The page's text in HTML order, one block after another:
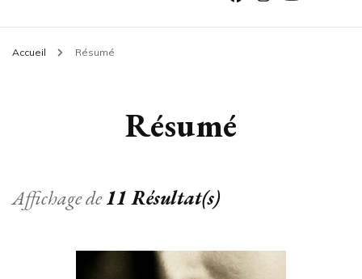
Accueil Résumé
Résumé
Affichage de11 Résultat(s)